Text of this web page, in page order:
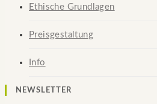
Ethische Grundlagen
Preisgestaltung
Info
NEWSLETTER